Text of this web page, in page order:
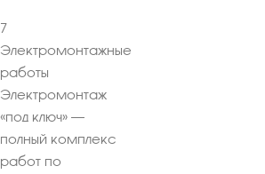
7
Электромонтажные
работы
Электромонтаж
«под ключ» –
полный комплекс
работ по